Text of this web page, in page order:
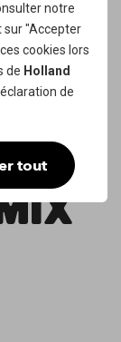
notre
sur "Accepter
cookies lors
de Holland
de
tout